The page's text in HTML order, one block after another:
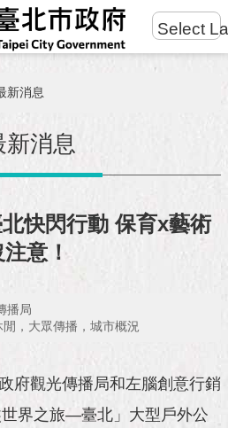
Select
新消息
新消息
快閃行動 保育x藝術
意！
播局
，大眾傳播，城市概況
府觀光傳播局和左腦創意行銷
界之旅—臺北」大型戶外公